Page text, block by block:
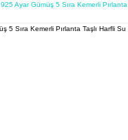
925 Ayar Gümüş 5 Sıra Kemerli